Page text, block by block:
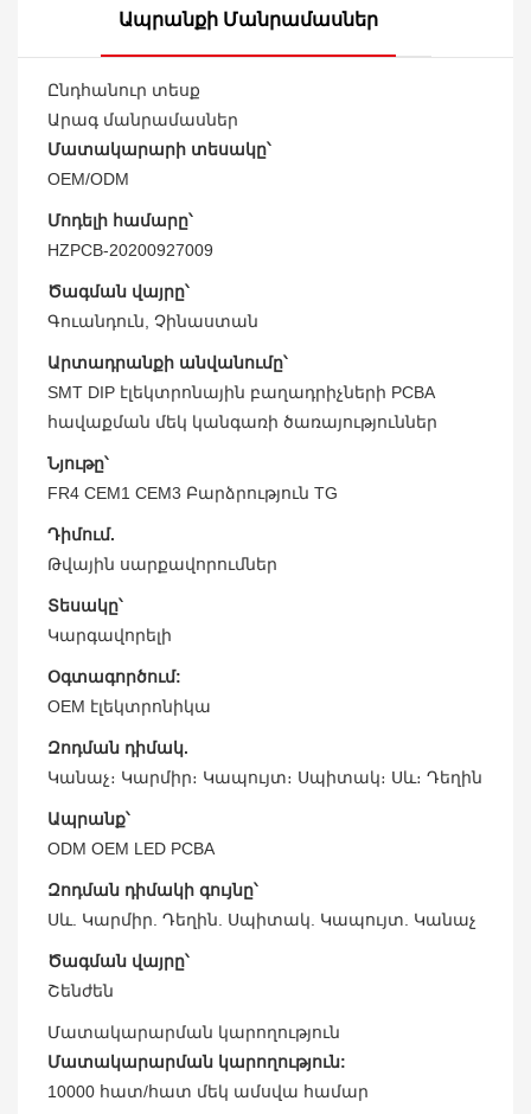
Ապրանքի Մանրամասներ
Ընդհանուր տեսք
Արագ մանրամասներ
Մատակարարի տեսակը՝
OEM/ODM
Մոդելի համարը՝
HZPCB-20200927009
Ծագման վայրը՝
Գուանդուն, Չինաստան
Արտադրանքի անվանումը՝
SMT DIP էլեկտրոնային բաղադրիչների PCBA
հավաքման մեկ կանգառի ծառայություններ
Նյութը՝
FR4 CEM1 CEM3 Բարձրություն TG
Դիմում.
Թվային սարքավորումներ
Տեսակը՝
Կարգավորելի
Օգտագործում:
OEM էլեկտրոնիկա
Զոդման դիմակ.
Կանաչ։ Կարմիր։ Կապույտ։ Սպիտակ։ Սև։ Դեղին
Ապրանք՝
ODM OEM LED PCBA
Զոդման դիմակի գույնը՝
Սև. Կարմիր. Դեղին. Սպիտակ. Կապույտ. Կանաչ
Ծագման վայրը՝
Շենժեն
Մատակարարման կարողություն
Մատակարարման կարողություն:
10000 հատ/հատ մեկ ամսվա համար